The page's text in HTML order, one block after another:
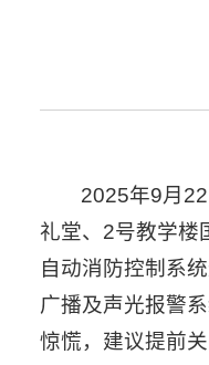
2025年9月
礼堂、2号教学楼
自动消防控制系
广播及声光报警
惊慌，建议提前